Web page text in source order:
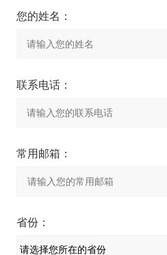
您的姓名：
联系电话：
常用邮箱：
省份：